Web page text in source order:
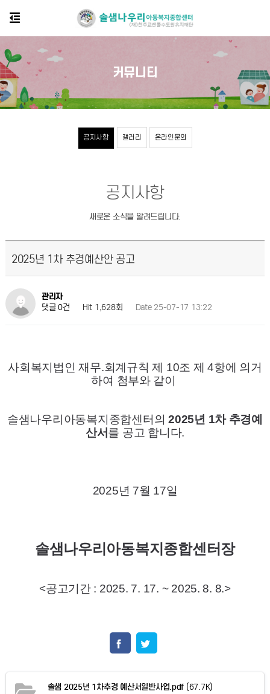
공지사항 갤러리 온라인문의
커뮤니티
공지사항
새로운 소식을 알려드립니다.
2025년 1차 추경예산안 공고
관리자
댓글 0건
Hit 1,628회 Date 25-07-17 13:22
사회복지법인 재무.회계규칙 제 10조 제 4항에 의거
하여 첨부와 같이
솔샘나우리아동복지종합센터의2025년 1차 추경예
산서를 공고 합니다.
2025년 7월 17일
솔샘나우리아동복지종합센터장
<공고기간 : 2025. 7. 17. ~ 2025. 8. 8.>
솔샘 2025년 1차추경 예산서일반사업.pdf (67.7K)